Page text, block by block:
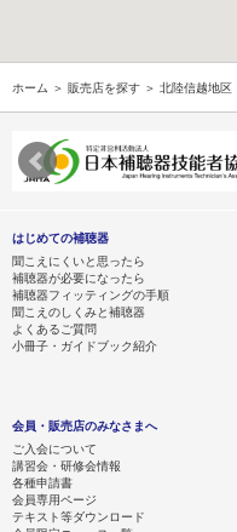
ホーム ＞ 販売店を探す ＞ 北陸信越地区
はじめての補聴器
聞こえにくいと思ったら
補聴器が必要になったら
補聴器フィッティングの手順
聞こえのしくみと補聴器
よくあるご質問
小冊子・ガイドブック紹介
会員・販売店のみなさまへ
ご入会について
講習会・研修会情報
各種申請書
会員専用ページ
テキスト等ダウンロード